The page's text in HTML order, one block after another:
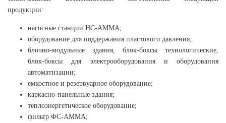
продукции:
насосные станции НС-АММА;
оборудование для поддержания пластового давления;
блочно-модульные здания, блок-боксы технологические,
блок-боксы для электрооборудования и оборудования
автоматизации;
емкостное и резервуарное оборудование;
каркасно-панельные здания;
теплоэнергетическое оборудование;
фильтр ФС-АММА;